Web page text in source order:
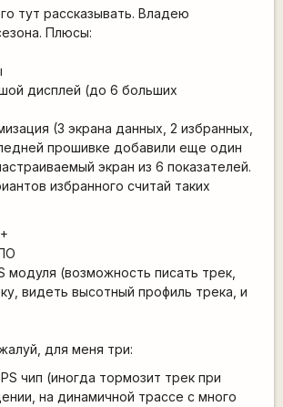
тут рассказывать. Владею
Плюсы:
дисплей (до 6 больших
(3 экрана данных, 2 избранных,
прошивке добавили еще один
экран из 6 показателей.
избранного считай таких
модуля (возможность писать трек,
видеть высотный профиль трека, и
для меня три:
чип (иногда тормозит трек при
на динамичной трассе с много